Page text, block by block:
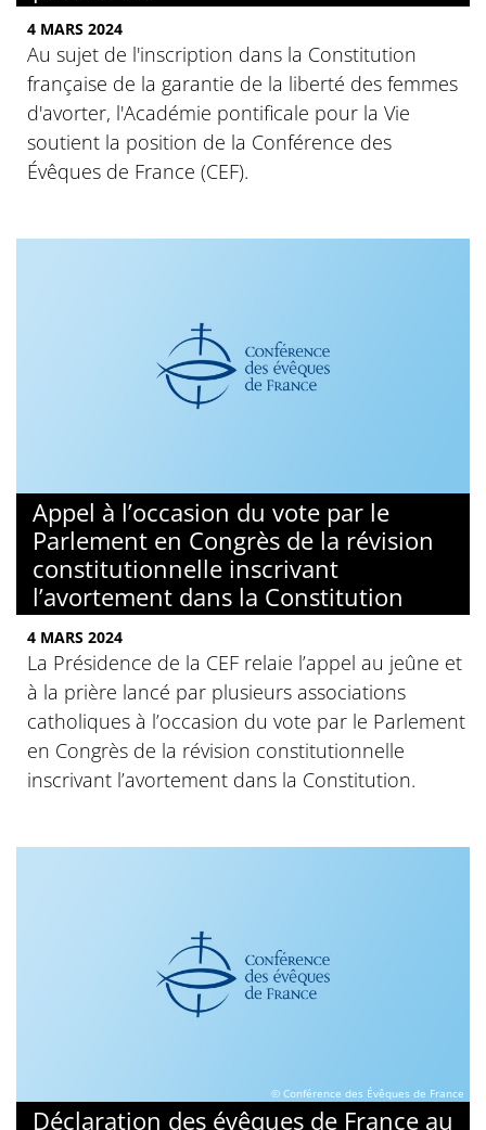
4 MARS 2024
Au sujet de l'inscription dans la Constitution
française de la garantie de la liberté des femmes
d'avorter, l'Académie pontificale pour la Vie
soutient la position de la Conférence des
Évêques de France (CEF).
Appel à l’occasion du vote par le
Parlement en Congrès de la révision
constitutionnelle inscrivant
l’avortement dans la Constitution
4 MARS 2024
La Présidence de la CEF relaie l’appel au jeûne et
à la prière lancé par plusieurs associations
catholiques à l’occasion du vote par le Parlement
en Congrès de la révision constitutionnelle
inscrivant l’avortement dans la Constitution.
© Conférence des Évêques de France
Déclaration des évêques de France au